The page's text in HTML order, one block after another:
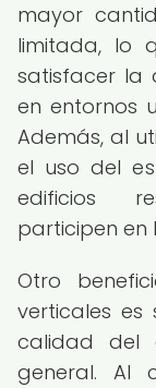
mayor
limitada, lo
satisfacer la
en entornos
Además, al
el uso del
edificios
participen en
Otro
verticales
calidad del
general. Al